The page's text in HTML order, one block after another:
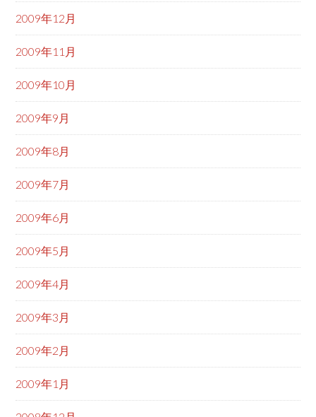
2009年12月
2009年11月
2009年10月
2009年9月
2009年8月
2009年7月
2009年6月
2009年5月
2009年4月
2009年3月
2009年2月
2009年1月